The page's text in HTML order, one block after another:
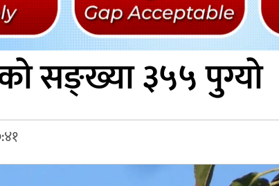
सङ्ख्या ३५५ पुग्यो